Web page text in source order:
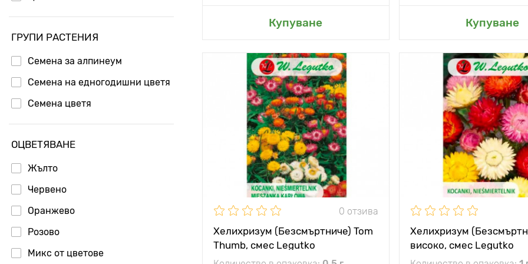
ГРУПИ РАСТЕНИЯ
Семена за алпинеум
Семена на едногодишни цветя
Семена цветя
ОЦВЕТЯВАНЕ
Жълто
Червено
Оранжево
Розово
Микс от цветове
Купуване
Добавяне в моята градина Купуване
Добавяне в моята
0 отзива
Хелихризум (Безсмъртниче) Tom
Thumb, смес Legutko
Височина на
растението
15 - 20 см
Разстояние между
растенията
25 х 30 см
Местоположение слънчево място
Хелихризум
високо, смес Legutko
Височина на
растението
Разстояние между
растенията
Местоположение